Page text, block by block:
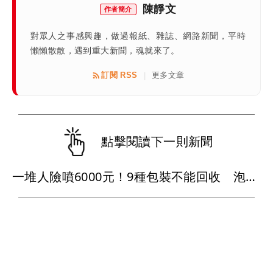
作者簡介 陳靜文
對眾人之事感興趣，做過報紙、雜誌、網路新聞，平時
懶懶散散，遇到重大新聞，魂就來了。
訂閱 RSS 更多文章
點擊閱讀下一則新聞
一堆人險噴6000元！9種包裝不能回收 泡麵、網購袋全中